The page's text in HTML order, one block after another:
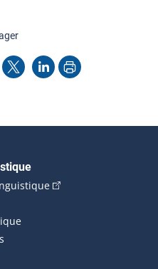
cette page
X LinkedInImprimer
(Cet hyperlien